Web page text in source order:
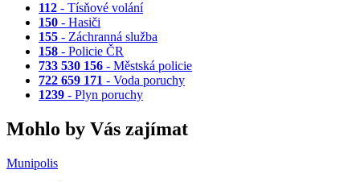
112 - Tísňové volání
150 - Hasiči
155 - Záchranná služba
158 - Policie ČR
733 530 156 - Městská policie
722 659 171 - Voda poruchy
1239 - Plyn poruchy
Mohlo by Vás zajímat
Munipolis